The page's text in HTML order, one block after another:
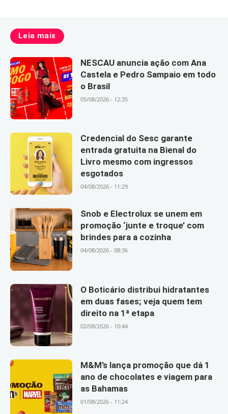
Leia mais
NESCAU anuncia ação com Ana
Castela e Pedro Sampaio em todo
o Brasil
05/08/2026 - 12:35
Credencial do Sesc garante
entrada gratuita na Bienal do
Livro mesmo com ingressos
esgotados
04/08/2026 - 11:29
Snob e Electrolux se unem em
promoção ‘junte e troque’ com
brindes para a cozinha
04/08/2026 - 08:36
O Boticário distribui hidratantes
em duas fases; veja quem tem
direito na 1ª etapa
02/08/2026 - 10:44
M&M’s lança promoção que dá 1
ano de chocolates e viagem para
as Bahamas
01/08/2026 - 11:24